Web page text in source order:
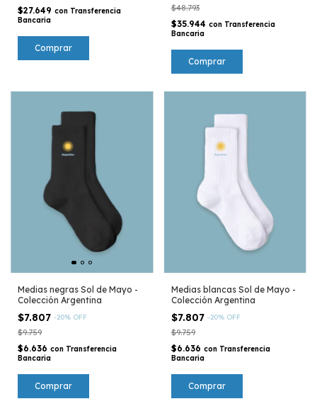
$27.649 con Transferencia
Bancaria
Comprar
$48.793
$35.944 con Transferencia
Bancaria
Comprar
Medias negras Sol de Mayo -
Colección Argentina
$7.807 -20% OFF
$9.759
$6.636 con Transferencia
Bancaria
Medias blancas Sol de Mayo -
Colección Argentina
$7.807 -20% OFF
$9.759
$6.636 con Transferencia
Bancaria